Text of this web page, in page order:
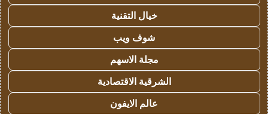
خيال التقنية
شوف ويب
مجلة الاسهم
الشرقية الاقتصادية
عالم الايفون